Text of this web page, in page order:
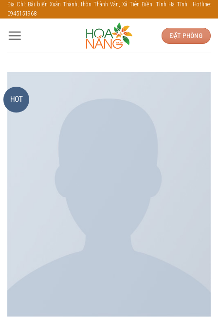
Skip
to
content
Địa Chỉ: Bãi biển Xuân Thành, thôn Thành Vân, Xã Tiên Điền, Tỉnh Hà Tĩnh | Hotline:
0945151968
ĐẶT PHÒNG
HOT